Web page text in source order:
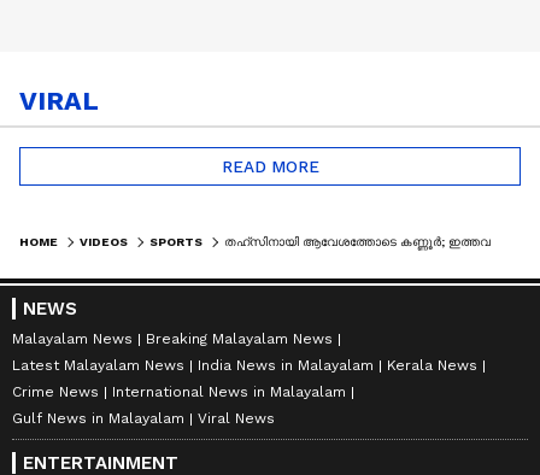
VIRAL
READ MORE
HOME VIDEOS SPORTS
NEWS
Malayalam News
Breaking Malayalam News
Latest Malayalam News
India News in Malayalam
Kerala News
Crime News
International News in Malayalam
Gulf News in Malayalam
Viral News
ENTERTAINMENT